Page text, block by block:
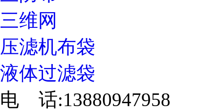
三维网
压滤机布袋
液体过滤袋
电 话:13880947958